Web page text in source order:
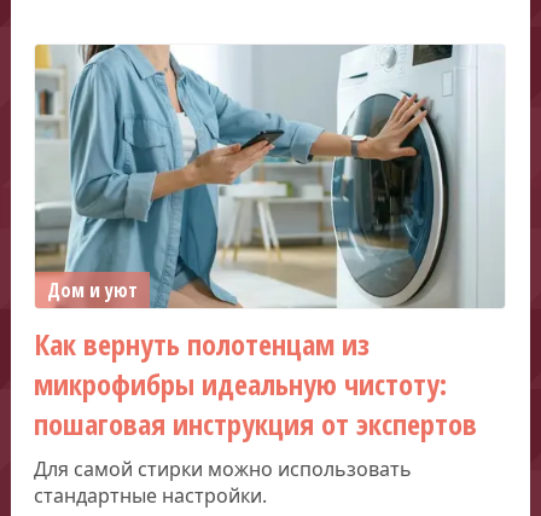
Дом и уют
Как вернуть полотенцам из
микрофибры идеальную чистоту:
пошаговая инструкция от экспертов
Для самой стирки можно использовать
стандартные настройки.